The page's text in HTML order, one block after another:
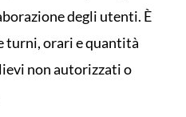
degli utenti. È
turni, orari e quantità
non autorizzati o